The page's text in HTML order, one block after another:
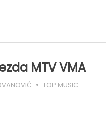
MTV VMA
TOP MUSIC